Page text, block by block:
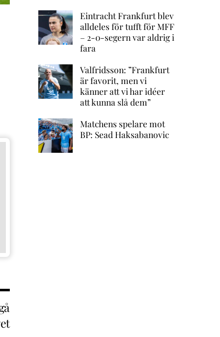
Eintracht Frankfurt blev
alldeles för tufft för MFF
– 2-0-segern var aldrig i
fara
Valfridsson: ”Frankfurt
är favorit, men vi
känner att vi har idéer
att kunna slå dem”
Matchens spelare mot
BP: Sead Haksabanovic